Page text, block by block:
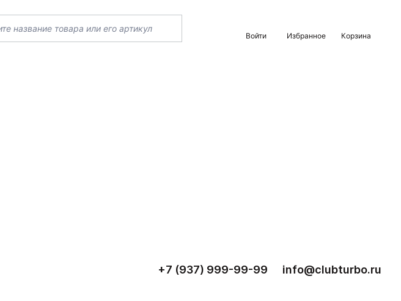
Войти Избранное Корзина
+7 (937) 999-99-99 info@clubturbo.ru